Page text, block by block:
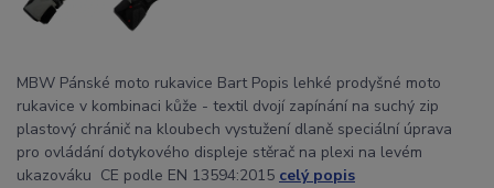
MBW Pánské moto rukavice Bart Popis lehké prodyšné moto
rukavice v kombinaci kůže - textil dvojí zapínání na suchý zip
plastový chránič na kloubech vystužení dlaně speciální úprava
pro ovládání dotykového displeje stěrač na plexi na levém
ukazováku CE podle EN 13594:2015 celý popis